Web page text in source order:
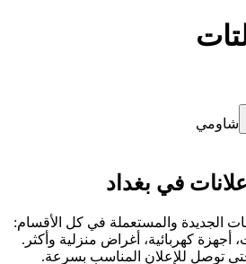
شاومي
في بغداد
الجديدة والمستعملة في كل الأقسام:
أجهزة كهربائية، أغراض منزلية وأكثر.
حتى توصل للإعلان المناسب بسرعة.